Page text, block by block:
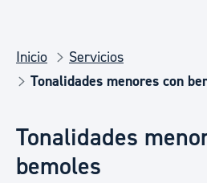
Inicio
Servicios
Tonalidades menores con
Tonalidades
bemoles